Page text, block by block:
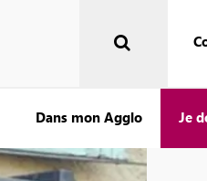
Dans mon Agglo Je